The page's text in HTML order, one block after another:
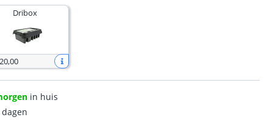
Dribox
,00
in huis